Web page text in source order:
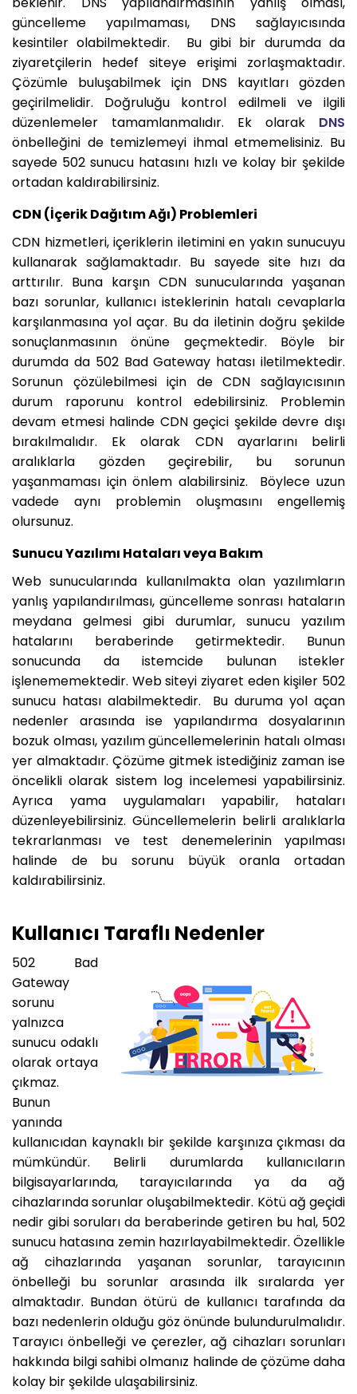
güncelleme yapılmaması, DNS sağlayıcısında
kesintiler olabilmektedir. Bu gibi bir durumda da
ziyaretçilerin hedef siteye erişimi zorlaşmaktadır.
Çözümle buluşabilmek için DNS kayıtları gözden
geçirilmelidir. Doğruluğu kontrol edilmeli ve ilgili
düzenlemeler tamamlanmalıdır. Ek olarak DNS
önbelleğini de temizlemeyi ihmal etmemelisiniz. Bu
sayede 502 sunucu hatasını hızlı ve kolay bir şekilde
ortadan kaldırabilirsiniz.
CDN (İçerik Dağıtım Ağı) Problemleri
CDN hizmetleri, içeriklerin iletimini en yakın sunucuyu
kullanarak sağlamaktadır. Bu sayede site hızı da
arttırılır. Buna karşın CDN sunucularında yaşanan
bazı sorunlar, kullanıcı isteklerinin hatalı cevaplarla
karşılanmasına yol açar. Bu da iletinin doğru şekilde
sonuçlanmasının önüne geçmektedir. Böyle bir
durumda da 502 Bad Gateway hatası iletilmektedir.
Sorunun çözülebilmesi için de CDN sağlayıcısının
durum raporunu kontrol edebilirsiniz. Problemin
devam etmesi halinde CDN geçici şekilde devre dışı
bırakılmalıdır. Ek olarak CDN ayarlarını belirli
aralıklarla gözden geçirebilir, bu sorunun
yaşanmaması için önlem alabilirsiniz. Böylece uzun
vadede aynı problemin oluşmasını engellemiş
olursunuz.
Sunucu Yazılımı Hataları veya Bakım
Web sunucularında kullanılmakta olan yazılımların
yanlış yapılandırılması, güncelleme sonrası hataların
meydana gelmesi gibi durumlar, sunucu yazılım
hatalarını beraberinde getirmektedir. Bunun
sonucunda da istemcide bulunan istekler
işlenememektedir. Web siteyi ziyaret eden kişiler 502
sunucu hatası alabilmektedir. Bu duruma yol açan
nedenler arasında ise yapılandırma dosyalarının
bozuk olması, yazılım güncellemelerinin hatalı olması
yer almaktadır. Çözüme gitmek istediğiniz zaman ise
öncelikli olarak sistem log incelemesi yapabilirsiniz.
Ayrıca yama uygulamaları yapabilir, hataları
düzenleyebilirsiniz. Güncellemelerin belirli aralıklarla
tekrarlanması ve test denemelerinin yapılması
halinde de bu sorunu büyük oranla ortadan
kaldırabilirsiniz.
Kullanıcı Taraflı Nedenler
502 Bad
Gateway
sorunu
yalnızca
sunucu odaklı
olarak ortaya
çıkmaz.
Bunun
yanında
kullanıcıdan kaynaklı bir şekilde karşınıza çıkması da
mümkündür. Belirli durumlarda kullanıcıların
bilgisayarlarında, tarayıcılarında ya da ağ
cihazlarında sorunlar oluşabilmektedir. Kötü ağ geçidi
nedir gibi soruları da beraberinde getiren bu hal, 502
sunucu hatasına zemin hazırlayabilmektedir. Özellikle
ağ cihazlarında yaşanan sorunlar, tarayıcının
önbelleği bu sorunlar arasında ilk sıralarda yer
almaktadır. Bundan ötürü de kullanıcı tarafında da
bazı nedenlerin olduğu göz önünde bulundurulmalıdır.
Tarayıcı önbelleği ve çerezler, ağ cihazları sorunları
hakkında bilgi sahibi olmanız halinde de çözüme daha
kolay bir şekilde ulaşabilirsiniz.